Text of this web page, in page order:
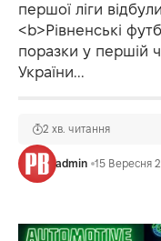
першої ліги
<b>Рівненські
поразки у першій
України...
admin 15 Вересня
2 хв. читання